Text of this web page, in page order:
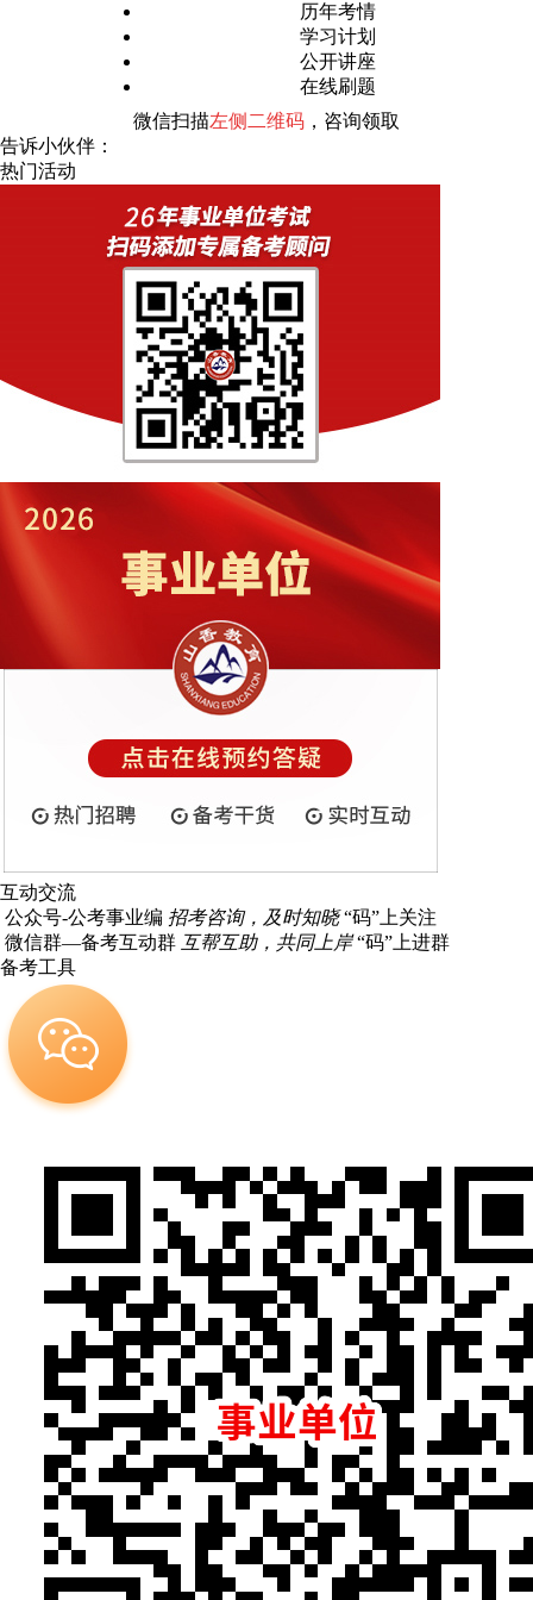
历年考情
学习计划
公开讲座
在线刷题
微信扫描左侧二维码 ，咨询领取
告诉小伙伴：
热门活动
互动交流
公众号-公考事业编 招考咨询，及时知晓 “码”上关注
微信群—备考互动群 互帮互助，共同上岸 “码”上进群
备考工具